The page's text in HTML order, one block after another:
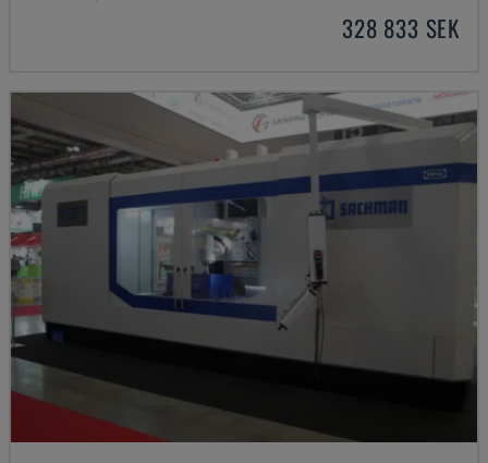
328 833 SEK